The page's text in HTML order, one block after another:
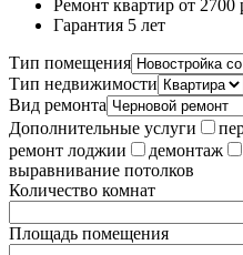
Ремонт квартир от 2700
Гарантия 5 лет
Тип помещения
Тип недвижимости
Вид ремонта
Дополнительные услуги
ремонт лоджии
демонтаж
выравнивание потолков
Количество комнат
Площадь помещения